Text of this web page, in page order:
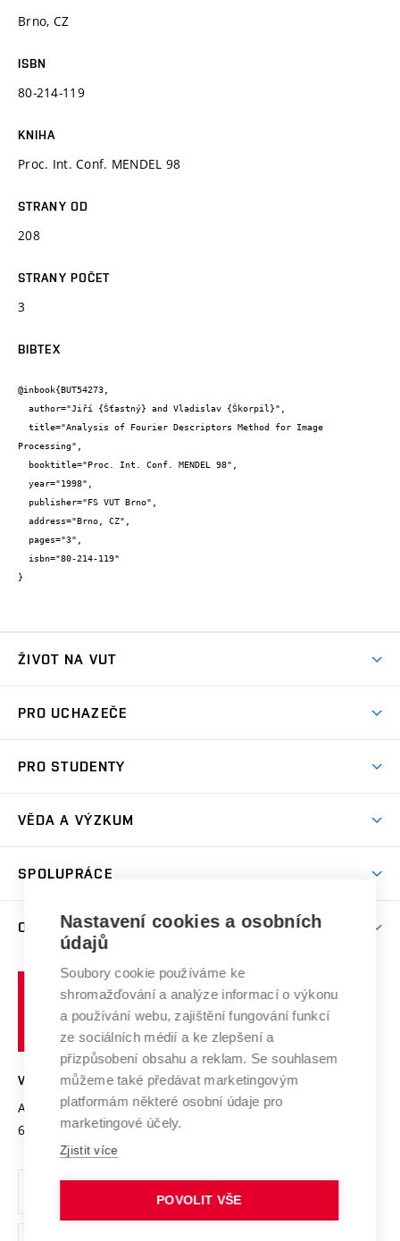
Brno, CZ
ISBN
80-214-119
KNIHA
Proc. Int. Conf. MENDEL 98
STRANY OD
208
STRANY POČET
3
BIBTEX
@inbook{BUT54273,
Processing",
}
ŽIVOT NA VUT
Koleje
Sport na VUT
PRO UCHAZEČE
Dny otevřených dveří
Celoživotní vzdělávání
E-přihláška
PRO STUDENTY
Harmonogram akademického roku
Závěrečné práce
Doktorské studium
Zpracování osobních údajů studentů
Sociální bezpečí
Studium bez bariér
Podpora podnikání
VĚDA A VÝZKUM
Mezinárodní vědecká rada
Systém zajišťování kvality výzkumu
Výzkumné infrastruktury
Transfer znalostí
Open Science
Projekty
Projekty ze strukturálních fondů
Specifický výzkum
SPOLUPRÁCE
Firemní spolupráce
Zahraniční spolupráce
Spolupráce se školami
Mezinárodní dohody
Univerzitní sítě
O UNIVERZITĚ
Profil univerzity
Udržitelná univerzita
Podnikavá univerzita / ContriBUTe
Bezpečná univerzita
Vyznamenání
Organizační struktura
Ochrana osobních údajů
učení
technické
Brně
VYSOKÉ UČENÍ TECHNICKÉ V BRNĚ
Antonínská 548/1
602 00 Brno
www.vut.cz
vut@vutbr.cz
Nastavení cookies a osobních
údajů
Soubory cookie používáme ke
shromažďování a analýze informací o výkonu
a používání webu, zajištění fungování funkcí
ze sociálních médií a ke zlepšení a
přizpůsobení obsahu a reklam. Se souhlasem
můžeme také předávat marketingovým
platformám některé osobní údaje pro
marketingové účely.
Zjistit více
POVOLIT VŠE